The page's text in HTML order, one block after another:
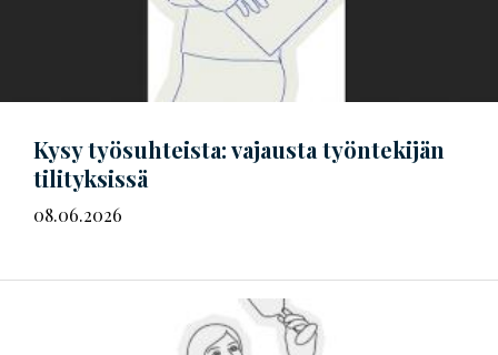
Kysy työsuhteista: vajausta työntekijän
tilityksissä
08.06.2026